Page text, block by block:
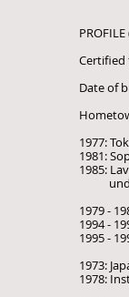
Date of
1977:
1981:
1985:
under
1979 -
1994 -
1995 -
1973:
1978: